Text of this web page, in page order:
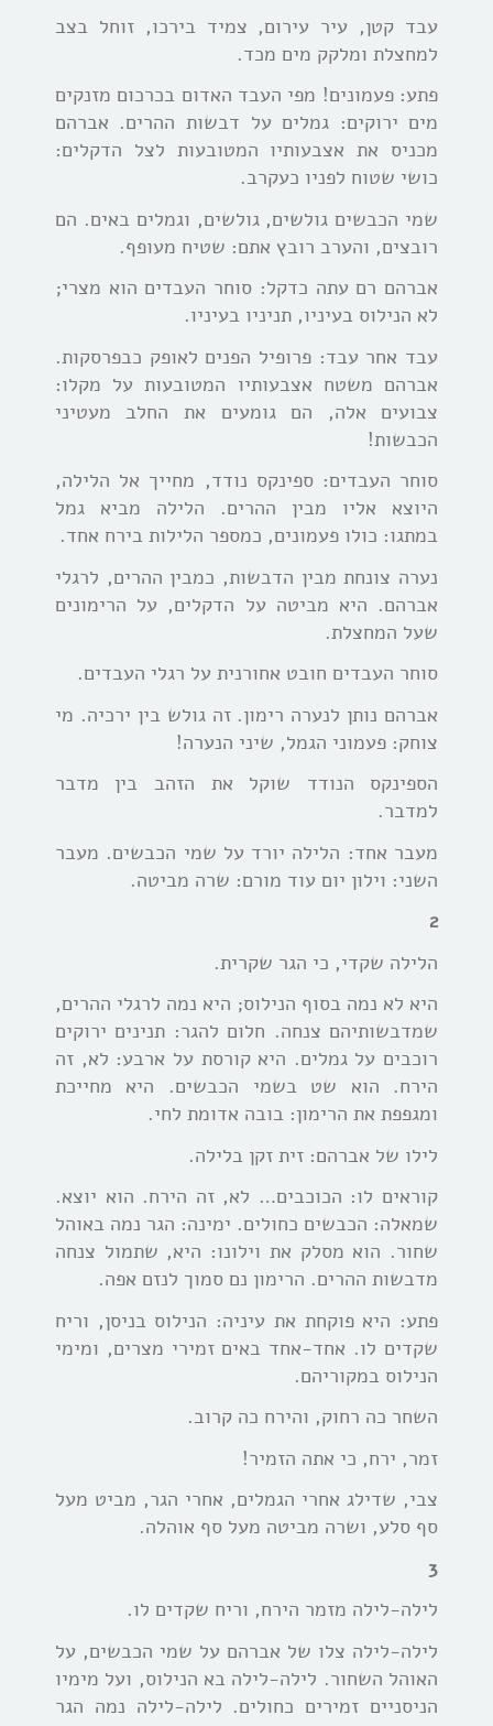
עבד קטן, עיר עירום, צמיד בירכו, זוחל בצב
למחצלת ומלקק מים מכד.
פתע: פעמונים! מפי העבד האדום בכרכום מזנקים
מים ירוקים: גמלים על דבשות ההרים. אברהם
מכניס את אצבעותיו המטובעות לצל הדקלים:
כושי שטוח לפניו כעקרב.
שמי הכבשים גולשים, גולשים, וגמלים באים. הם
רובצים, והערב רובץ אתם: שטיח מעופף.
אברהם רם עתה כדקל: סוחר העבדים הוא מצרי;
לא הנילוס בעיניו, תניניו בעיניו.
עבד אחר עבד: פרופיל הפנים לאופק כבפרסקות.
אברהם משטח אצבעותיו המטובעות על מקלו:
צבועים אלה, הם גומעים את החלב מעטיני
הכבשות!
סוחר העבדים: ספינקס נודד, מחייך אל הלילה,
היוצא אליו מבין ההרים. הלילה מביא גמל
במתגו: כולו פעמונים, כמספר הלילות בירח אחד.
נערה צונחת מבין הדבשות, כמבין ההרים, לרגלי
אברהם. היא מביטה על הדקלים, על הרימונים
שעל המחצלת.
סוחר העבדים חובט אחורנית על רגלי העבדים.
אברהם נותן לנערה רימון. זה גולש בין ירכיה. מי
צוחק: פעמוני הגמל, שיני הנערה!
הספינקס הנודד שוקל את הזהב בין מדבר
למדבר.
מעבר אחד: הלילה יורד על שמי הכבשים. מעבר
השני: וילון יום עוד מורם: שרה מביטה.
2
הלילה שקדי, כי הגר שקרית.
היא לא נמה בסוף הנילוס; היא נמה לרגלי ההרים,
שמדבשותיהם צנחה. חלום להגר: תנינים ירוקים
רוכבים על גמלים. היא קורסת על ארבע: לא, זה
הירח. הוא שט בשמי הכבשים. היא מחייכת
ומגפפת את הרימון: בובה אדומת לחי.
לילו של אברהם: זית זקן בלילה.
קוראים לו: הכוכבים… לא, זה הירח. הוא יוצא.
שמאלה: הכבשים כחולים. ימינה: הגר נמה באוהל
שחור. הוא מסלק את וילונו: היא, שתמול צנחה
מדבשות ההרים. הרימון נם סמוך לנזם אפה.
פתע: היא פוקחת את עיניה: הנילוס בניסן, וריח
שקדים לו. אחד-אחד באים זמירי מצרים, ומימי
הנילוס במקוריהם.
השחר כה רחוק, והירח כה קרוב.
זמר, ירח, כי אתה הזמיר!
צבי, שדילג אחרי הגמלים, אחרי הגר, מביט מעל
סף סלע, ושרה מביטה מעל סף אוהלה.
3
לילה-לילה מזמר הירח, וריח שקדים לו.
לילה-לילה צלו של אברהם על שמי הכבשים, על
האוהל השחור. לילה-לילה בא הנילוס, ועל מימיו
הניסניים זמירים כחולים. לילה-לילה נמה הגר